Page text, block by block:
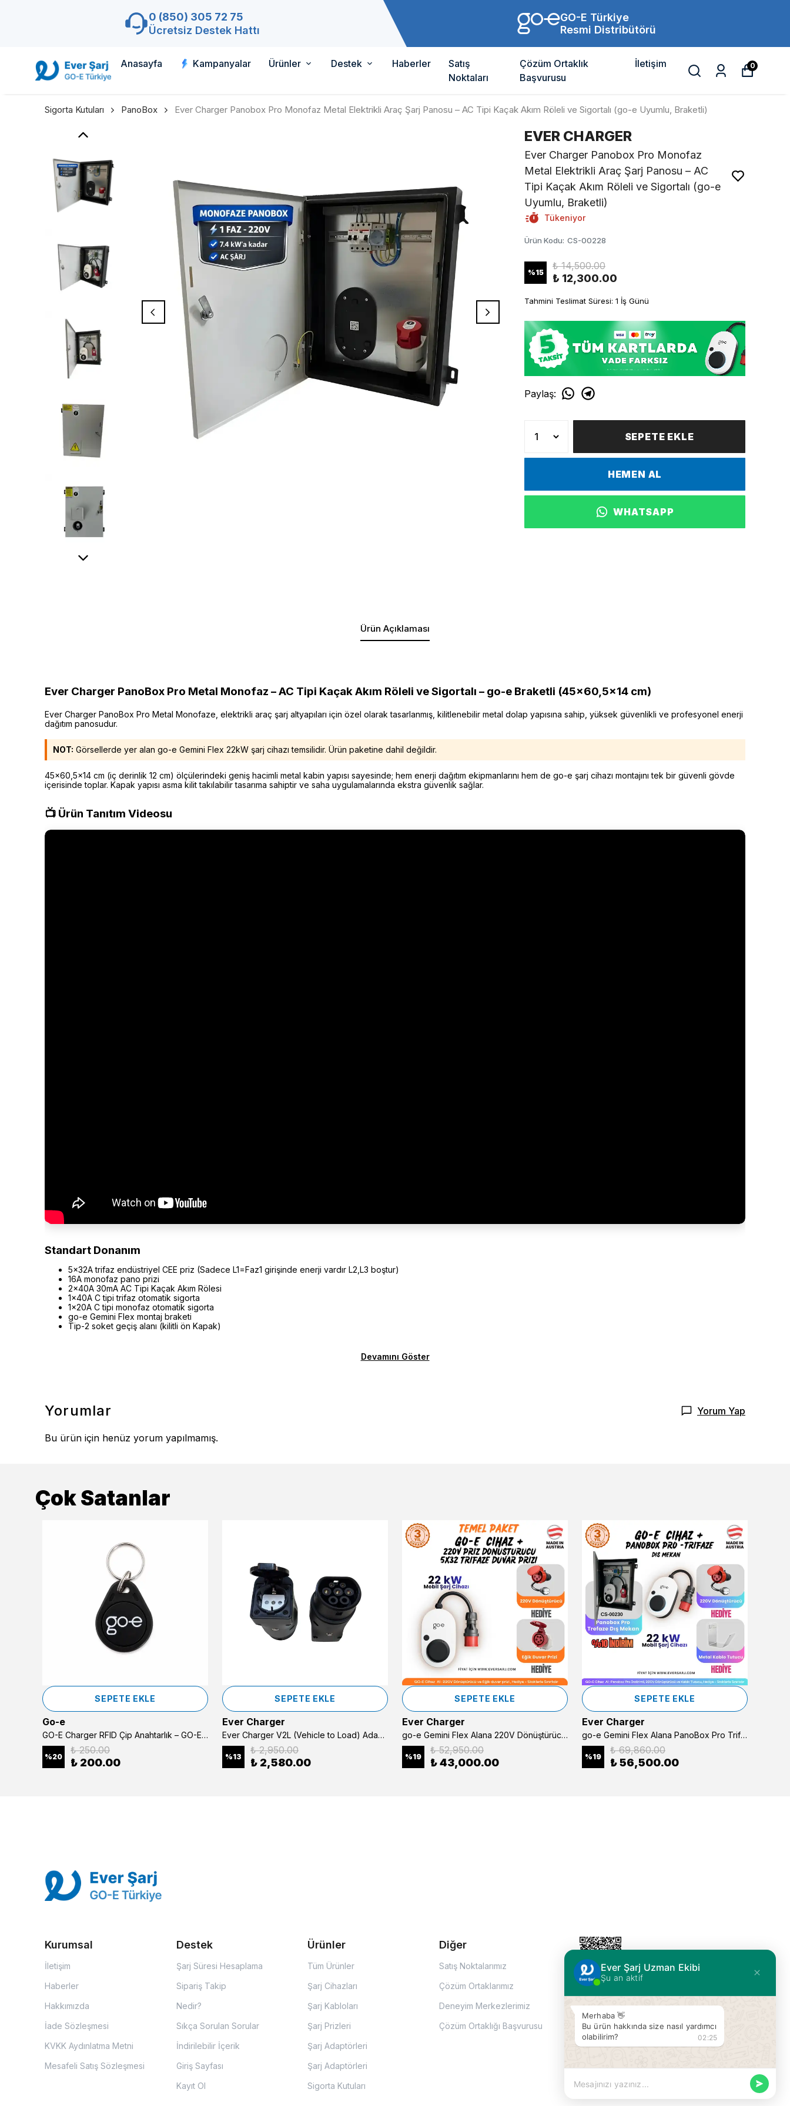
0 (850) 305 72 75
Ücretsiz Destek Hattı
GO-E Türkiye
Resmi Distribütörü
Anasayfa Kampanyalar Ürünler Destek Haberler
Satış
Noktaları
Çözüm Ortaklık
Başvurusu
İletişim 0
Sigorta Kutuları PanoBox Ever Charger Panobox Pro Monofaz Metal Elektrikli Araç Şarj Panosu – AC Tipi Kaçak Akım Röleli ve Sigortalı (go-e Uyumlu, Braketli)
EVER CHARGER
Ever Charger Panobox Pro Monofaz
Metal Elektrikli Araç Şarj Panosu – AC
Tipi Kaçak Akım Röleli ve Sigortalı (go-e
Uyumlu, Braketli)
Tükeniyor
Ürün Kodu: CS-00228
%15
₺ 14,500.00
₺ 12,300.00
Tahmini Teslimat Süresi: 1 İş Günü
Paylaş:
SEPETE EKLE
HEMEN AL
WHATSAPP
Ürün Açıklaması
Ever Charger PanoBox Pro Metal Monofaz – AC Tipi Kaçak Akım Röleli ve Sigortalı – go-e Braketli (45×60,5×14 cm)
Ever Charger PanoBox Pro Metal Monofaze, elektrikli araç şarj altyapıları için özel olarak tasarlanmış, kilitlenebilir metal dolap yapısına sahip, yüksek güvenlikli ve profesyonel enerji
dağıtım panosudur.
NOT: Görsellerde yer alan go-e Gemini Flex 22kW şarj cihazı temsilidir. Ürün paketine dahil değildir.
45×60,5×14 cm (iç derinlik 12 cm) ölçülerindeki geniş hacimli metal kabin yapısı sayesinde; hem enerji dağıtım ekipmanlarını hem de go-e şarj cihazı montajını tek bir güvenli gövde
içerisinde toplar. Kapak yapısı asma kilit takılabilir tasarıma sahiptir ve saha uygulamalarında ekstra güvenlik sağlar.
📺 Ürün Tanıtım Videosu
Standart Donanım
5×32A trifaz endüstriyel CEE priz (Sadece L1=Faz1 girişinde enerji vardır L2,L3 boştur)
16A monofaz pano prizi
2×40A 30mA AC Tipi Kaçak Akım Rölesi
1×40A C tipi trifaz otomatik sigorta
1×20A C tipi monofaz otomatik sigorta
go-e Gemini Flex montaj braketi
Tip-2 soket geçiş alanı (kilitli ön Kapak)
Devamını Göster
Yorumlar Yorum Yap
Bu ürün için henüz yorum yapılmamış.
Çok Satanlar
SEPETE EKLE
Go-e
GO-E Charger RFID Çip Anahtarlık – GO-E Şarj Cihazı İçin (Tekli)
%20
₺ 250.00
₺ 200.00
SEPETE EKLE
Ever Charger
Ever Charger V2L (Vehicle to Load) Adaptörü -BYD Elektrikli Araçlardan Enerji Alma (Araçtan Cihaza Güç Transferi)
%13
₺ 2,950.00
₺ 2,580.00
SEPETE EKLE
Ever Charger
go-e Gemini Flex Alana 220V Dönüştürücü Ve Eğik Duvar Prizi Hediye
%19
₺ 52,950.00
₺ 43,000.00
SEPETE EKLE
Ever Charger
go-e Gemini Flex Alana PanoBox Pro Trifaze (Dış Mekan) %10 İndirimli
%19
₺ 69,860.00
₺ 56,500.00
Kurumsal
İletişim
Haberler
Hakkımızda
İade Sözleşmesi
KVKK Aydınlatma Metni
Mesafeli Satış Sözleşmesi
Destek
Şarj Süresi Hesaplama
Sipariş Takip
Nedir?
Sıkça Sorulan Sorular
İndirilebilir İçerik
Giriş Sayfası
Kayıt Ol
Ürünler
Tüm Ürünler
Şarj Cihazları
Şarj Kabloları
Şarj Prizleri
Şarj Adaptörleri
Şarj Adaptörleri
Sigorta Kutuları
Diğer
Satış Noktalarımız
Çözüm Ortaklarımız
Deneyim Merkezlerimiz
Çözüm Ortaklığı Başvurusu
Ever Şarj Uzman Ekibi
Şu an aktif
Merhaba 👋
Bu ürün hakkında size nasıl yardımcı
olabilirim?
02:25
Mesajınızı yazınız...